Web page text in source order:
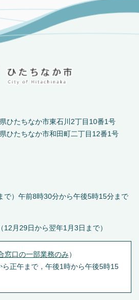
たちなか市東石川2丁目10番1号
たちなか市和田町二丁目12番1号
で）午前8時30分から午後5時15分まで
月29日から翌年1月3日まで）
窓口の一部業務のみ ）
正午まで，午後1時から午後5時15